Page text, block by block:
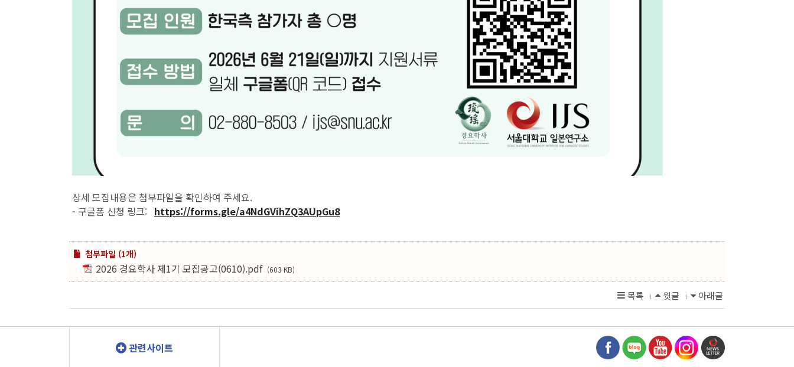
상세 모집내용은 첨부파일을 확인하여 주세요.
- 구글폼 신청 링크: https://forms.gle/a4NdGVihZQ3AUpGu8
첨부파일 (1개)
2026 경요학사 제1기 모집공고(0610).pdf (603 KB)
목록 l 윗글 l 아래글
관련사이트